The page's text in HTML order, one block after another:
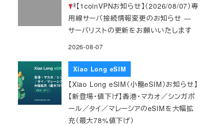
【1coinVPNお知らせ】（2026/08/07）専
用線サーバ接続情報変更のお知らせ ―
サーバリストの更新をお願いいたします
2026-08-07
Xiao Long eSIM
【Xiao Long eSIM（小龍eSIM）お知らせ】
【新登場・値下げ】香港・マカオ／シンガポ
ール／タイ／マレーシアのeSIMを大幅拡
充（最大78%値下げ）